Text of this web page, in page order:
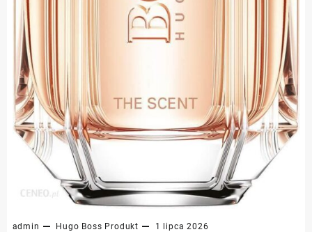
admin Hugo Boss Produkt 1 lipca 2026